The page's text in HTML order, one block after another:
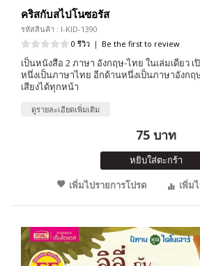
คริสกับสไปโนซอรัส
รหัสสินค้า : I-KID-1390
0 รีวิว | Be the first to review
เป็นหนังสือ 2 ภาษา อังกฤษ-ไทย ในเล่มเดียว
หนึ่งเป็นภาษาไทย อีกด้านหนึ่งเป็นภาษาอังกฤ
เสียงได้ทุกหน้า
ดูรายละเอียดเพิ่มเติม
75 บาท
หยิบใส่ตะกร้า
เพิ่มไปรายการโปรด
เพิ่ม